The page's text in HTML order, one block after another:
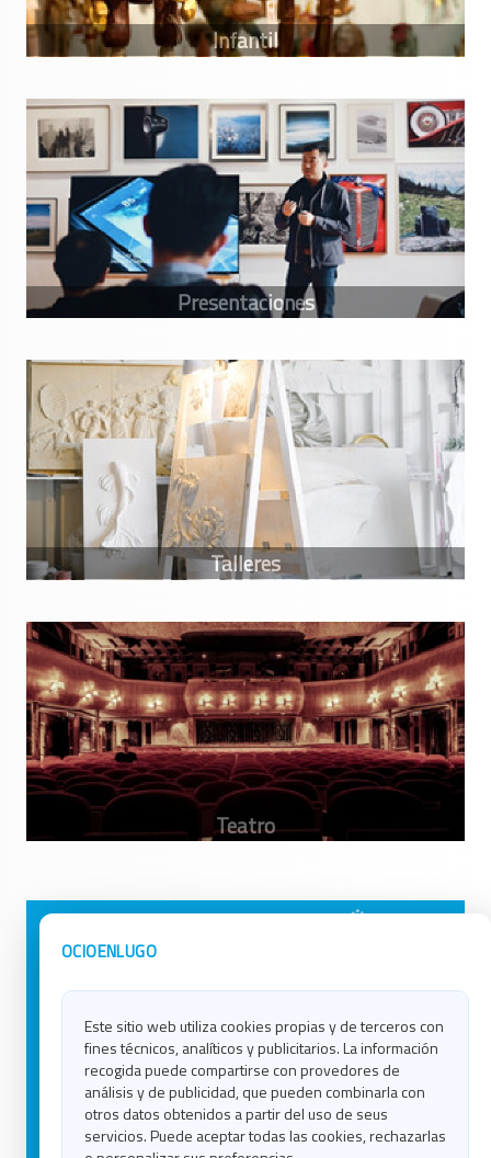
OCIOENLUGO
Este sitio web utiliza cookies propias y de terceros con
fines técnicos, analíticos y publicitarios. La información
recogida puede compartirse con provedores de
análisis y de publicidad, que pueden combinarla con
otros datos obtenidos a partir del uso de seus
servicios. Puede aceptar todas las cookies, rechazarlas
Avisos Legales
Contacto
Política de Cookies
Ocio en Lugo
Ocio en Ourense
Ocio en Pontevedra
Ocio en Santiago
Ocio en Vigo